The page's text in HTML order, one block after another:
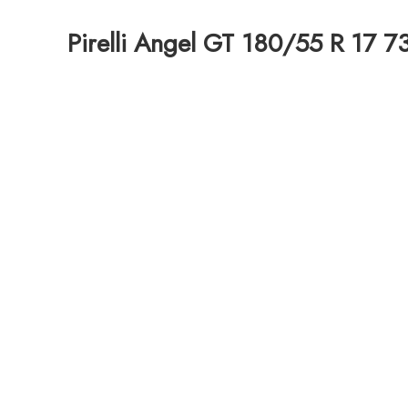
Pirelli Angel GT 180/55 R 17